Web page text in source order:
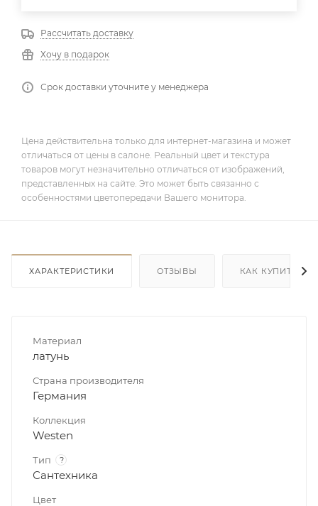
Рассчитать доставку
Хочу в подарок
Срок доставки уточните у менеджера
Цена действительна только для интернет-магазина и может
отличаться от цены в салоне. Реальный цвет и текстура
товаров могут незначительно отличаться от изображений,
представленных на сайте. Это может быть связанно с
особенностями цветопередачи Вашего монитора.
ХАРАКТЕРИСТИКИ ОТЗЫВЫ КАК КУПИТЬ
Материал
латунь
Страна производителя
Германия
Коллекция
Westen
Тип ?
Сантехника
Цвет